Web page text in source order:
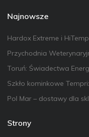
Najnowsze
Hardox Extreme i
Przychodnia
Toruń: Świadectwa
Szkło kominkowe
Pol Mar – dostawy dla
Strony